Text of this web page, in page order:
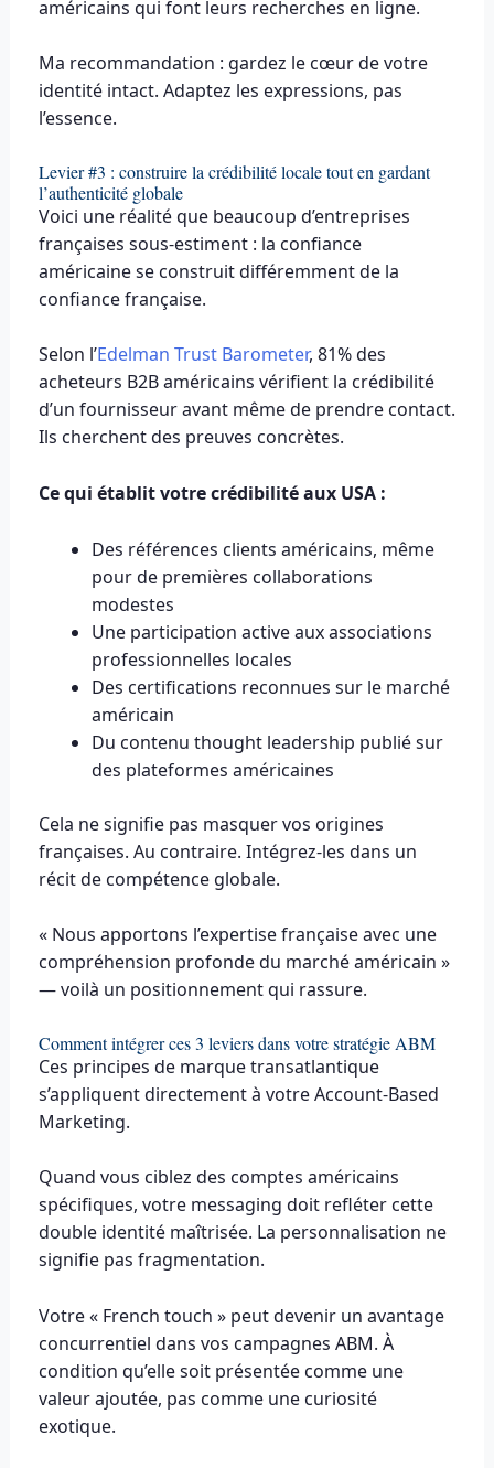
américains qui font leurs recherches en ligne.
Ma recommandation : gardez le cœur de votre
identité intact. Adaptez les expressions, pas
l’essence.
Levier #3 : construire la crédibilité locale tout en gardant
l’authenticité globale
Voici une réalité que beaucoup d’entreprises
françaises sous-estiment : la confiance
américaine se construit différemment de la
confiance française.
Selon l’Edelman Trust Barometer, 81% des
acheteurs B2B américains vérifient la crédibilité
d’un fournisseur avant même de prendre contact.
Ils cherchent des preuves concrètes.
Ce qui établit votre crédibilité aux USA :
Des références clients américains, même
pour de premières collaborations
modestes
Une participation active aux associations
professionnelles locales
Des certifications reconnues sur le marché
américain
Du contenu thought leadership publié sur
des plateformes américaines
Cela ne signifie pas masquer vos origines
françaises. Au contraire. Intégrez-les dans un
récit de compétence globale.
« Nous apportons l’expertise française avec une
compréhension profonde du marché américain »
— voilà un positionnement qui rassure.
Comment intégrer ces 3 leviers dans votre stratégie ABM
Ces principes de marque transatlantique
s’appliquent directement à votre Account-Based
Marketing.
Quand vous ciblez des comptes américains
spécifiques, votre messaging doit refléter cette
double identité maîtrisée. La personnalisation ne
signifie pas fragmentation.
Votre « French touch » peut devenir un avantage
concurrentiel dans vos campagnes ABM. À
condition qu’elle soit présentée comme une
valeur ajoutée, pas comme une curiosité
exotique.